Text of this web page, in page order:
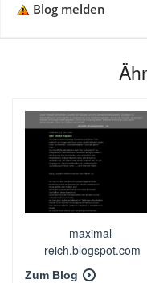
Blog melden
maximal-
reich.blogspot.com
Zum Blog